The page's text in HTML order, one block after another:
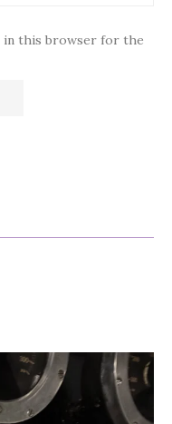
in this browser for the